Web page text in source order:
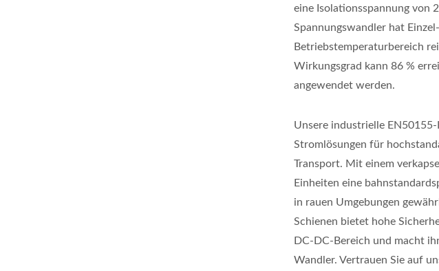
eine Isolationsspannung von
Spannungswandler hat
Betriebstemperaturbereich
Wirkungsgrad kann 86 %
angewendet werden.
Unsere industrielle
Stromlösungen für
Transport. Mit einem
Einheiten eine
in rauen Umgebungen
Schienen bietet hohe
DC-DC-Bereich und macht
Wandler. Vertrauen Sie auf